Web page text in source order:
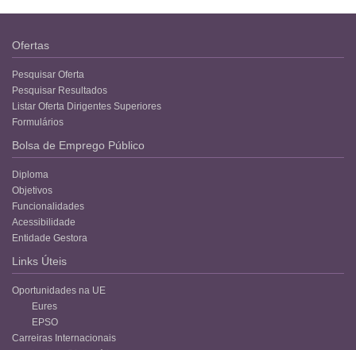
Ofertas
Pesquisar Oferta
Pesquisar Resultados
Listar Oferta Dirigentes Superiores
Formulários
Bolsa de Emprego Público
Diploma
Objetivos
Funcionalidades
Acessibilidade
Entidade Gestora
Links Úteis
Oportunidades na UE
Eures
EPSO
Carreiras Internacionais